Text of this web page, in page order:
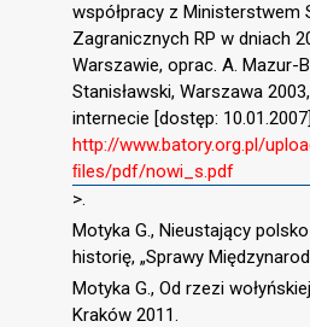
współpracy z Ministerstwem
Zagranicznych RP w dniach
Warszawie, oprac. A. Mazur-
Stanisławski, Warszawa
internecie [dostęp:
http://www.batory.org.pl/
ﬁles/pdf/nowi_s.pdf
>.
Motyka G., Nieustający
historię, „Sprawy
Motyka G., Od rzezi
Kraków 2011.